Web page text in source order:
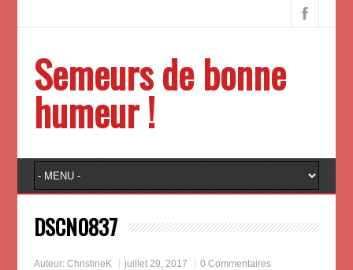
Semeurs de bonne
humeur !
DSCN0837
Auteur: ChristineK juillet 29, 2017 0 Commentaires